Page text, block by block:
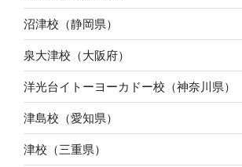
沼津校（静岡県）
泉大津校（大阪府）
洋光台イトーヨーカドー校（神奈川県）
津島校（愛知県）
津校（三重県）